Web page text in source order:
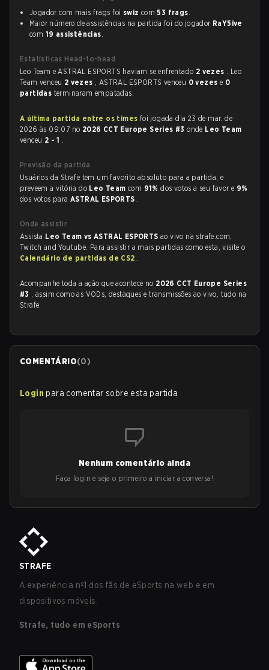
Jogador com mais frags foi swiz com53 frags.
Maior número de assistências na partida foi do jogador RaY5ive
com 19 assistências.
Estatísticas Head-to-head
Leo Team e ASTRAL ESPORTS haviam se enfrentado 2 vezes . Leo
Team venceu 2 vezes , ASTRAL ESPORTS venceu 0 vezes e 0
partidas terminaram empatadas.
A última partida entre os times foi jogada dia 23 de mar. de
2026 às 09:07 no 2026 CCT Europe Series #3onde Leo Team
venceu 2 - 1 .
Previsão da partida
Usuários da Strafe tem um favorito absoluto para a partida, e
preveem a vitória do Leo Teamcom 91%dos votos a seu favor e 9%
dos votos para ASTRAL ESPORTS .
Onde assistir
Assista Leo Team vs ASTRAL ESPORTSao vivo na strafe.com,
Twitch and Youtube. Para assistir a mais partidas como esta, visite o
Calendário de partidas de CS2 .
Acompanhe toda a ação que acontece no 2026 CCT Europe Series
#3 , assim como as VODs, destaques e transmissões ao vivo, tudo na
Strafe.
COMENTÁRIO(0)
Login para comentar sobre esta partida
Nenhum comentário ainda
Faça login e seja o primeiro a iniciar a conversa!
STRAFE
A experiência nº1 dos fãs de eSports na web e em
dispositivos móveis.
Strafe, tudo em eSports